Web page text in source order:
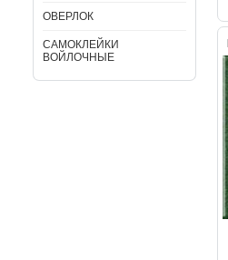
ОВЕРЛОК
САМОКЛЕЙКИ
ВОЙЛОЧНЫЕ